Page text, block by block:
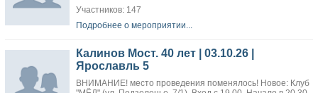
Участников: 147
Подробнее о мероприятии...
Калинов Мост. 40 лет | 03.10.26 |
Ярославль 5
ВНИМАНИЕ! место проведения поменялось! Новое: Клуб